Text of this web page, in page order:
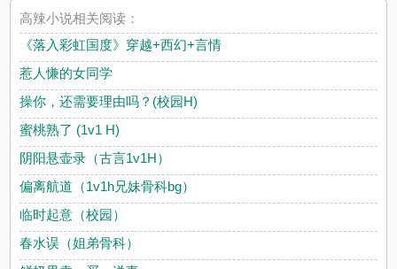
高辣小说相关阅读：
《落入彩虹国度》穿越+西幻+言情
惹人慊的女同学
操你，还需要理由吗？(校园H)
蜜桃熟了 (1v1 H)
阴阳悬壶录（古言1v1H）
偏离航道（1v1h兄妹骨科bg）
临时起意（校园）
春水误（姐弟骨科）